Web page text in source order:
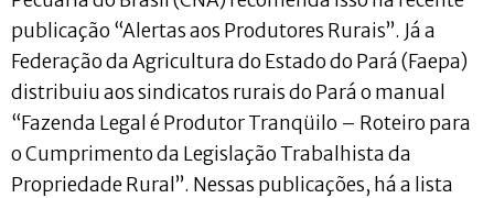
publicação “Alertas aos Produtores Rurais”. Já a
Federação da Agricultura do Estado do Pará (Faepa)
distribuiu aos sindicatos rurais do Pará o manual
“Fazenda Legal é Produtor Tranqüilo – Roteiro para
o Cumprimento da Legislação Trabalhista da
Propriedade Rural”. Nessas publicações, há a lista